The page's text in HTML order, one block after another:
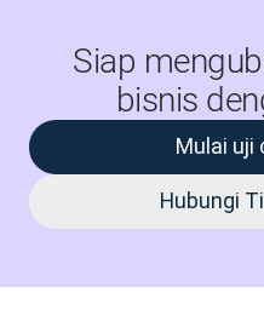
Siap
bisnis
Mulai uji
Hubungi